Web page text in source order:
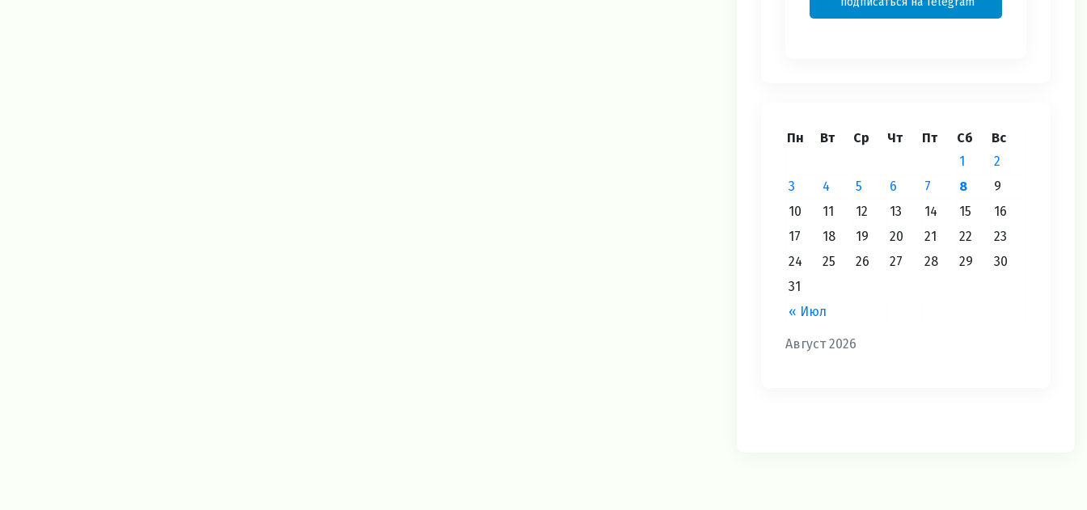
Август 2026
Пн Вт Ср Чт Пт Сб Вс
« Июл
1
2
3
4 5 6 7 8
9
10
11 12 13 14 15
16
17
18 19 20 21 22
23
24
25 26 27 28 29
30
31